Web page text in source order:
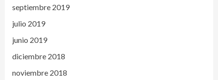
septiembre 2019
julio 2019
junio 2019
diciembre 2018
noviembre 2018